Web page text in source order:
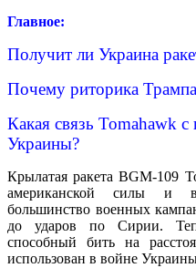
Главное:
Получит ли Украина
Почему риторика
Какая связь Tomahawk с
Украины?
Крылатая ракета BGM-109
американской силы и
большинство военных
до ударов по Сирии.
способный бить на
использован в войне